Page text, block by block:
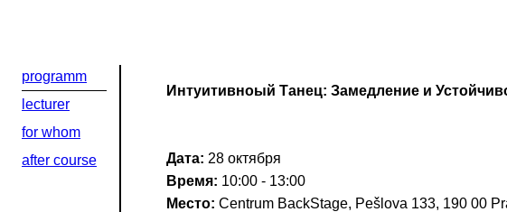
Если вы хотите с нами
programm
lecturer
for whom
after course
Интуитивноый Танец: Замедление и
Дата: 28 октября
Время: 10:00 - 13:00
Место: Centrum BackStage, Pešlova 133, 190 00